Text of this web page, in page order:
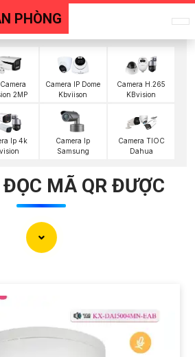
PHÒNG
2MP
Camera IP Dome
Kbviison
Camera H.265
KBvision
Ip 4k
Camera Ip
Samsung
Camera TIOC
Dahua
MÃ QR ĐƯỢC